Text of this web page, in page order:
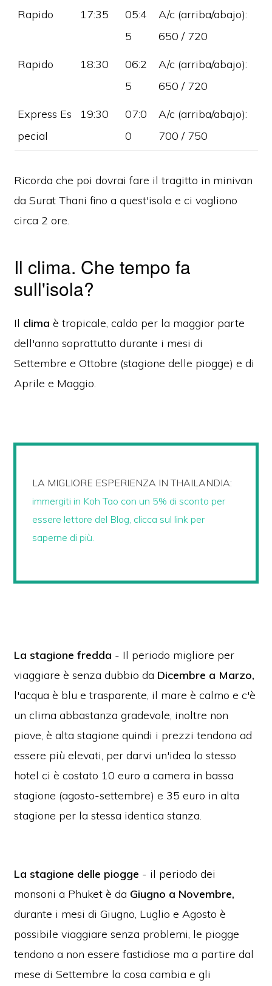
Rapido 17:35
05:4
5
A/c (arriba/abajo):
650 / 720
Rapido
18:30
06:2
5
A/c (arriba/abajo):
650 / 720
Express Es
pecial
19:30
07:0
0
A/c (arriba/abajo):
700 / 750
Ricorda che poi dovrai fare il tragitto in minivan
da Surat Thani fino a quest'isola e ci vogliono
circa 2 ore.
Il clima. Che tempo fa
sull'isola?
Il clima è tropicale, caldo per la maggior parte
dell'anno soprattutto durante i mesi di
Settembre e Ottobre (stagione delle piogge) e di
Aprile e Maggio.
LA MIGLIORE ESPERIENZA IN THAILANDIA:
immergiti in Koh Tao con un 5% di sconto per
essere lettore del Blog, clicca sul link per
saperne di più.
La stagione fredda - Il periodo migliore per
viaggiare è senza dubbio da Dicembre a Marzo,
l'acqua è blu e trasparente, il mare è calmo e c'è
un clima abbastanza gradevole, inoltre non
piove, è alta stagione quindi i prezzi tendono ad
essere più elevati, per darvi un'idea lo stesso
hotel ci è costato 10 euro a camera in bassa
stagione (agosto-settembre) e 35 euro in alta
stagione per la stessa identica stanza.
La stagione delle piogge - il periodo dei
monsoni a Phuket è da Giugno a Novembre,
durante i mesi di Giugno, Luglio e Agosto è
possibile viaggiare senza problemi, le piogge
tendono a non essere fastidiose ma a partire dal
mese di Settembre la cosa cambia e gli